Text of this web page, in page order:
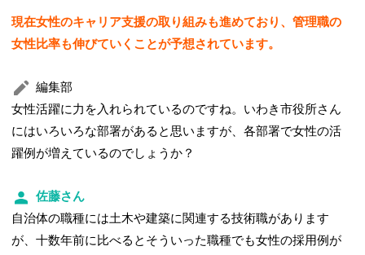
現在女性のキャリア支援の取り組みも進めており、管理職の
女性比率も伸びていくことが予想されています。
編集部
女性活躍に力を入れられているのですね。いわき市役所さん
にはいろいろな部署があると思いますが、各部署で女性の活
躍例が増えているのでしょうか？
佐藤さん
自治体の職種には土木や建築に関連する技術職があります
が、十数年前に比べるとそういった職種でも女性の採用例が